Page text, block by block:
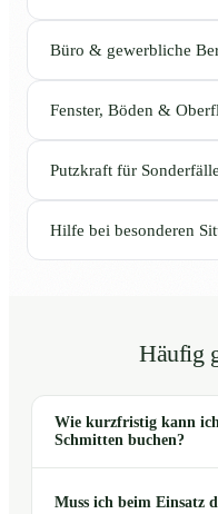
Büro & gewerbliche
Fenster, Böden &
Putzkraft für
Hilfe bei besonderen
Häufig
Wie kurzfristig kann
Schmitten buchen?
Muss ich beim Einsatz